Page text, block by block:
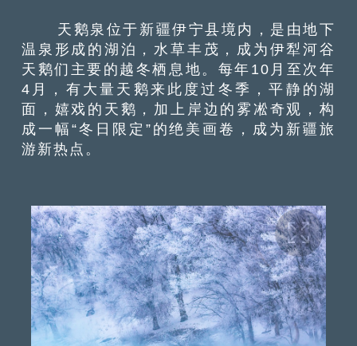
天鹅泉位于新疆伊宁县境内，是由地下
温泉形成的湖泊，水草丰茂，成为伊犁河谷
天鹅们主要的越冬栖息地。每年10月至次年
4月，有大量天鹅来此度过冬季，平静的湖
面，嬉戏的天鹅，加上岸边的雾凇奇观，构
成一幅“冬日限定”的绝美画卷，成为新疆旅
游新热点。